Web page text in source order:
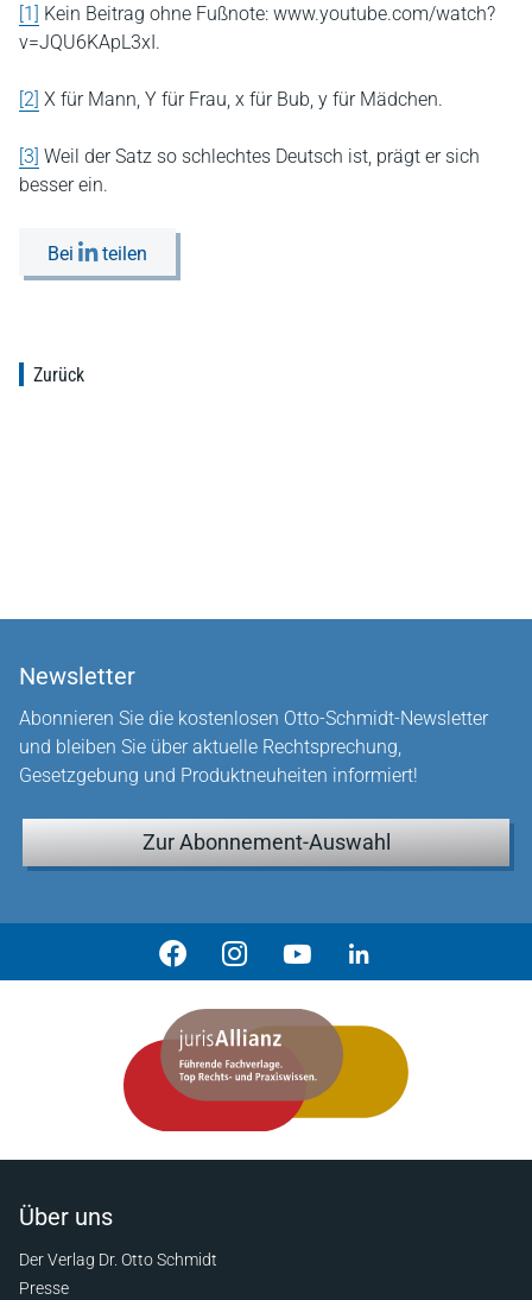
[1] Kein Beitrag ohne Fußnote: www.youtube.com/watch?
v=JQU6KApL3xI.
[2] X für Mann, Y für Frau, x für Bub, y für Mädchen.
[3] Weil der Satz so schlechtes Deutsch ist, prägt er sich
besser ein.
Bei teilen
Zurück
Newsletter
Abonnieren Sie die kostenlosen Otto-Schmidt-Newsletter
und bleiben Sie über aktuelle Rechtsprechung,
Gesetzgebung und Produktneuheiten informiert!
Zur Abonnement-Auswahl
Über uns
Der Verlag Dr. Otto Schmidt
Presse